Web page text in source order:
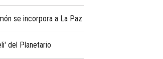
se incorpora a La Paz
del Planetario